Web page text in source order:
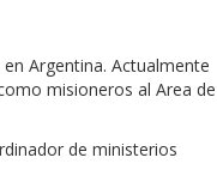
Argentina. Actualmente
misioneros al Area de
de ministerios